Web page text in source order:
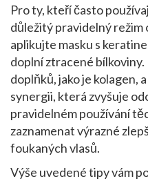
Pro ty, kteří často
důležitý pravidelný režim
aplikujte masku s
doplní ztracené
doplňků, jako je kolagen,
synergii, která zvyšuje
pravidelném používání
zaznamenat výrazné
foukaných vlasů.
Výše uvedené tipy vám